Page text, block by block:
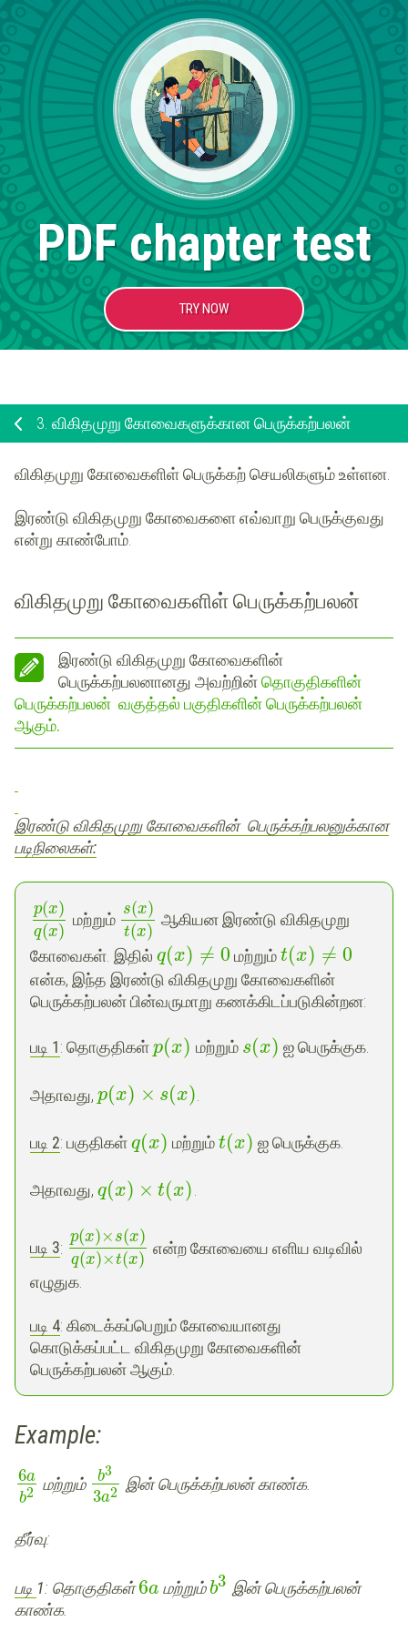
PDF chapter test
TRY NOW
3. விகிதமுறு கோவைகளுக்கான பெருக்கற்பலன்
விகிதமுறு கோவைகளிள் பெருக்கற் செயலிகளும் உள்ளன.
இரண்டு விகிதமுறு கோவைகளை எவ்வாறு பெருக்குவது
என்று காண்போம்.
விகிதமுறு கோவைகளிள் பெருக்கற்பலன்
இரண்டு விகிதமுறு கோவைகளின்
பெருக்கற்பலனானது அவற்றின்தொகுதிகளின்
பெருக்கற்பலன் வகுத்தல் பகுதிகளின் பெருக்கற்பலன்
ஆகும்.
இரண்டு விகிதமுறு கோவைகளின் பெருக்கற்பலனுக்கான
படிநிலைகள்:
p(x)
q(x)
மற்றும்
s(x)
t(x)
ஆகியன இரண்டு விகிதமுறு
கோவைகள். இதில் q(x) ≠ 0 மற்றும்t(x) ≠ 0
என்க, இந்த இரண்டு விகிதமுறு கோவைகளின்
பெருக்கற்பலன் பின்வருமாறு கணக்கிடப்படுகின்றன:
படி 1: தொகுதிகள்p(x) மற்றும் s(x) ஐ பெருக்குக.
அதாவது, p(x) × s(x)
படி 2: பகுதிகள்q(x) மற்றும்t(x) ஐ பெருக்குக.
அதாவது, q(x) × t(x)
படி 3:
p(x)× s(x)
q(x)×t(x)
என்ற கோவையை எளிய வடிவில்
எழுதுக.
படி 4: கிடைக்கப்பெறும் கோவையானது
கொடுக்கப்பட்ட விகிதமுறு கோவைகளின்
பெருக்கற்பலன் ஆகும்.
Example:
6a
b2 மற்றும் b3
3a2 இன் பெருக்கற்பலன் காண்க.
தீர்வு:
படி 1: தொகுதிகள்6a மற்றும்b3 இன் பெருக்கற்பலன்
காண்க.